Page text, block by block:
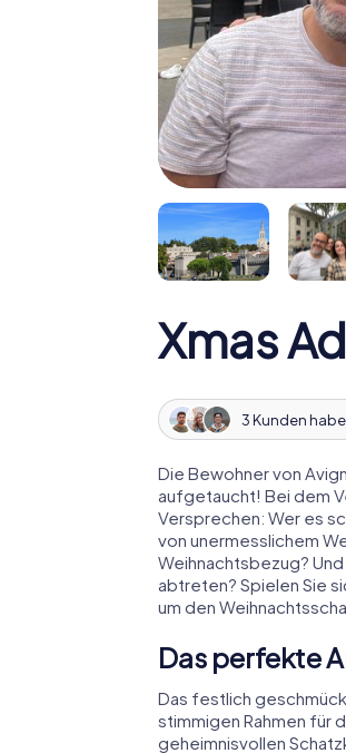
Xmas
3 Kunden
Die Bewohner von
aufgetaucht! Bei dem
Versprechen: Wer es
von unermesslichem
Weihnachtsbezug?
abtreten? Spielen Sie
um den
Das perfekte
Das festlich
stimmigen Rahmen für
geheimnisvollen